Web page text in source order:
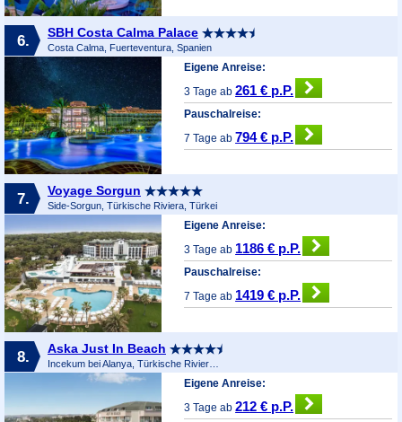
6. SBH Costa Calma Palace
Costa Calma, Fuerteventura, Spanien
Eigene Anreise:
3 Tage ab261 € p.P.
Pauschalreise:
7 Tage ab 794 € p.P.
7. Voyage Sorgun
Side-Sorgun, Türkische Riviera, Türkei
Eigene Anreise:
3 Tage ab 1186 € p.P.
Pauschalreise:
7 Tage ab 1419 € p.P.
8. Aska Just In Beach
Incekum bei Alanya, Türkische Riviera, Türkei
Eigene Anreise:
3 Tage ab212 € p.P.